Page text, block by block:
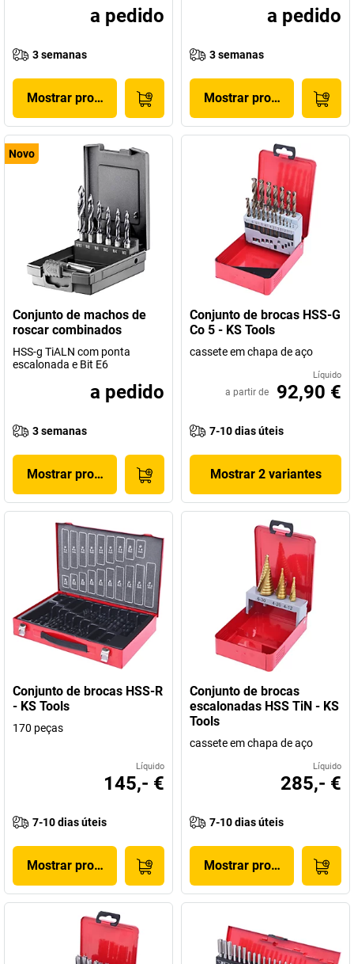
a pedido
3 semanas
Mostrar produto
a pedido
3 semanas
Mostrar produto
Novo
Conjunto de machos de
roscar combinados
HSS-g TiALN com ponta
escalonada e Bit E6
a pedido
3 semanas
Mostrar produto
Conjunto de brocas HSS-G
Co 5 - KS Tools
cassete em chapa de aço
Líquido
a partir de 92,90 €
7-10 dias úteis
Mostrar 2 variantes
Conjunto de brocas HSS-R
- KS Tools
170 peças
Líquido
145,- €
7-10 dias úteis
Mostrar produto
Conjunto de brocas
escalonadas HSS TiN - KS
Tools
cassete em chapa de aço
Líquido
285,- €
7-10 dias úteis
Mostrar produto